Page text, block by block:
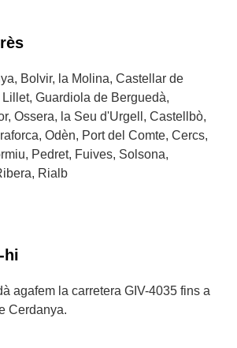
Bolvir, la Molina, Castellar de
Guardiola de Berguedà,
Ossera, la Seu d'Urgell, Castellbò,
Odèn, Port del Comte, Cercs,
Pedret, Fuives, Solsona,
Rialb
hi
agafem la carretera GIV-4035 fins a
Cerdanya.